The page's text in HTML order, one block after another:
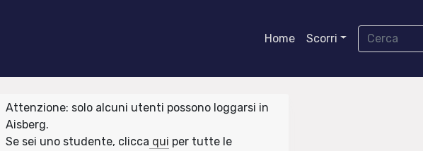
Home Scorri
Attenzione: solo alcuni utenti possono loggarsi in
Aisberg.
Se sei uno studente, clicca qui per tutte le